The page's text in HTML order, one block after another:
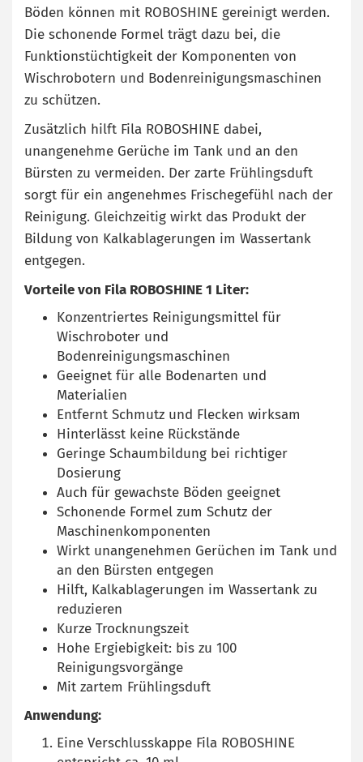
Böden können mit ROBOSHINE gereinigt werden.
Die schonende Formel trägt dazu bei, die
Funktionstüchtigkeit der Komponenten von
Wischrobotern und Bodenreinigungsmaschinen
zu schützen.
Zusätzlich hilft Fila ROBOSHINE dabei,
unangenehme Gerüche im Tank und an den
Bürsten zu vermeiden. Der zarte Frühlingsduft
sorgt für ein angenehmes Frischegefühl nach der
Reinigung. Gleichzeitig wirkt das Produkt der
Bildung von Kalkablagerungen im Wassertank
entgegen.
Vorteile von Fila ROBOSHINE 1 Liter:
Konzentriertes Reinigungsmittel für
Wischroboter und
Bodenreinigungsmaschinen
Geeignet für alle Bodenarten und
Materialien
Entfernt Schmutz und Flecken wirksam
Hinterlässt keine Rückstände
Geringe Schaumbildung bei richtiger
Dosierung
Auch für gewachste Böden geeignet
Schonende Formel zum Schutz der
Maschinenkomponenten
Wirkt unangenehmen Gerüchen im Tank und
an den Bürsten entgegen
Hilft, Kalkablagerungen im Wassertank zu
reduzieren
Kurze Trocknungszeit
Hohe Ergiebigkeit: bis zu 100
Reinigungsvorgänge
Mit zartem Frühlingsduft
Anwendung:
Eine Verschlusskappe Fila ROBOSHINE